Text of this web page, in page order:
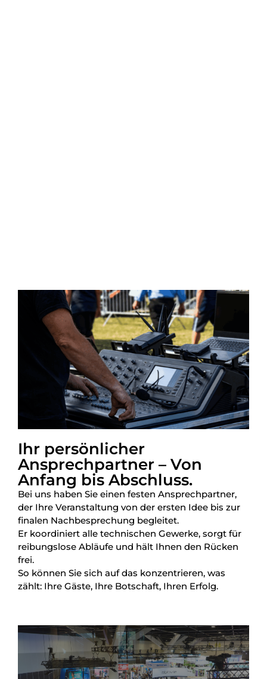
Ihr persönlicher
Ansprechpartner – Von
Anfang bis Abschluss.
Bei uns haben Sie einen festen Ansprechpartner,
der Ihre Veranstaltung von der ersten Idee bis zur
finalen Nachbesprechung begleitet.
Er koordiniert alle technischen Gewerke, sorgt für
reibungslose Abläufe und hält Ihnen den Rücken
frei.
So können Sie sich auf das konzentrieren, was
zählt: Ihre Gäste, Ihre Botschaft, Ihren Erfolg.